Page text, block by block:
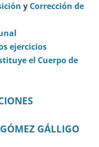
y Corrección de
ejercicios
el Cuerpo de
GÁLLIGO